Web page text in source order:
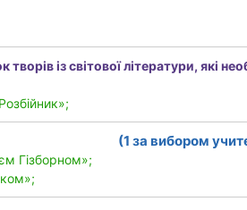
творів ізсвітовоїлітератури, які
(1 за вибором
Гізборном»;